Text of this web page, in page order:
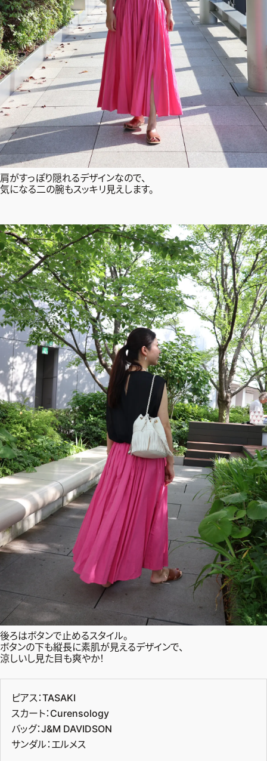
肩がすっぽり隠れるデザインなので、
気になる二の腕もスッキリ見えします。
後ろはボタンで止めるスタイル。
ボタンの下も縦長に素肌が見えるデザインで、
涼しいし見た目も爽やか！
ピアス：TASAKI
スカート：Curensology
バッグ：J&M DAVIDSON
サンダル：エルメス